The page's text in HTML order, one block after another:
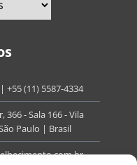
| +55 (11) 5587-4334
- Sala 166 - Vila
Paulo | Brasil